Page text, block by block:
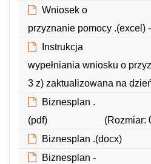
Wniosek o
przyznanie pomocy .(excel)
Instrukcja
wypełniania wniosku o
3 z) zaktualizowana na
Biznesplan .
(pdf)
(Rozmiar:
Biznesplan .(docx)
Biznesplan -